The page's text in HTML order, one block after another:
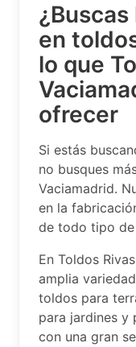
en
lo que
ofrecer
Si estás
no busques
Vaciamadrid.
en la
de todo tipo
En Toldos
amplia
toldos para
para jardines y
con una gran